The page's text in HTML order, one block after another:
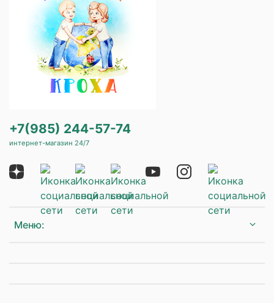
Меню:
+7(985) 244-57-74
интернет-магазин 24/7